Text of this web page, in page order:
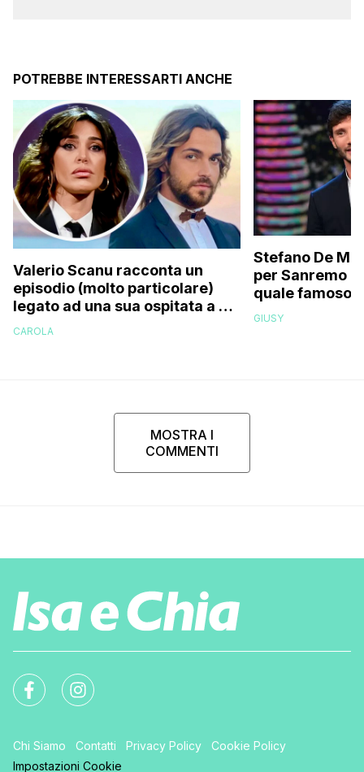
POTREBBE INTERESSARTI ANCHE
Valerio Scanu racconta un
episodio (molto particolare)
legato ad una sua ospitata a Le
Iene mai andata in onda: “Belen
CAROLA
Stefano De
per Sanremo
quale famoso
relativo
GIUSY
MOSTRA I
COMMENTI
Chi Siamo Contatti Privacy Policy
Cookie Policy
Impostazioni Cookie